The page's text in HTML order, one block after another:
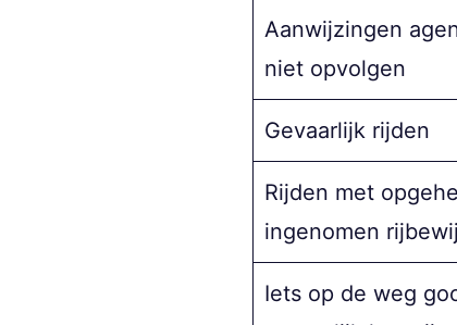
Aanwijzingen
niet opvolgen
Gevaarlijk rijden
Rijden met
ingenomen
Iets op de weg